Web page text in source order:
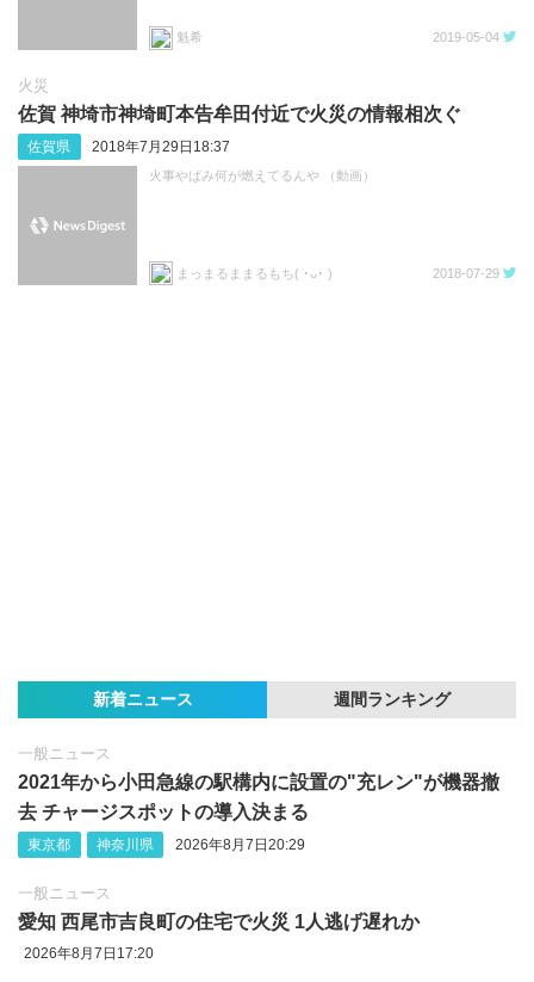
魁希 2019-05-04
火災
佐賀 神埼市神埼町本告牟田付近で火災の情報相次ぐ
佐賀県 2018年7月29日18:37
火事やばみ何が燃えてるんや （動画）
まっまるままるもち( ･ᴗ･ ) 2018-07-29
新着ニュース 週間ランキング
一般ニュース
2021年から小田急線の駅構内に設置の"充レン"が機器撤
去 チャージスポットの導入決まる
東京都 神奈川県 2026年8月7日20:29
一般ニュース
愛知 西尾市吉良町の住宅で火災 1人逃げ遅れか
2026年8月7日17:20